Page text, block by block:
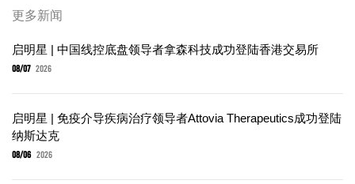
更多新闻
启明星 | 中国线控底盘领导者拿森科技成功登陆香港交易所
08/07 2026
启明星 | 免疫介导疾病治疗领导者Attovia Therapeutics成功登陆
纳斯达克
08/06 2026